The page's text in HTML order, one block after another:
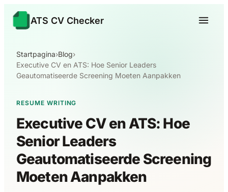
ATS CV Checker
Startpagina›Blog›
Executive CV en ATS: Hoe Senior Leaders
Geautomatiseerde Screening Moeten Aanpakken
RESUME WRITING
Executive CV en ATS: Hoe
Senior Leaders
Geautomatiseerde Screening
Moeten Aanpakken